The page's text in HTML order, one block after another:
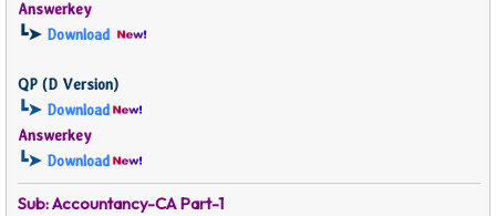
Answerkey
┗➤ Download
QP (D Version)
┗➤ Download
Answerkey
┗➤ Download
Sub: Accountancy-CAPart-1